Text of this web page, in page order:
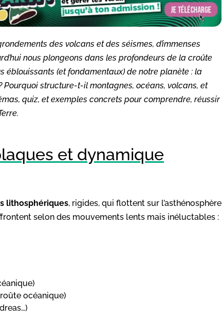
des volcans et des séismes, d’immenses
nous plongeons dans les profondeurs de la croûte
éblouissants (et fondamentaux) de notre planète : la
structure-t-il montagnes, océans, volcans, et
quiz, et exemples concrets pour comprendre, réussir
et dynamique
lithosphériques, rigides, qui flottent sur l’asthénosphère
selon des mouvements lents mais inéluctables :
océanique)